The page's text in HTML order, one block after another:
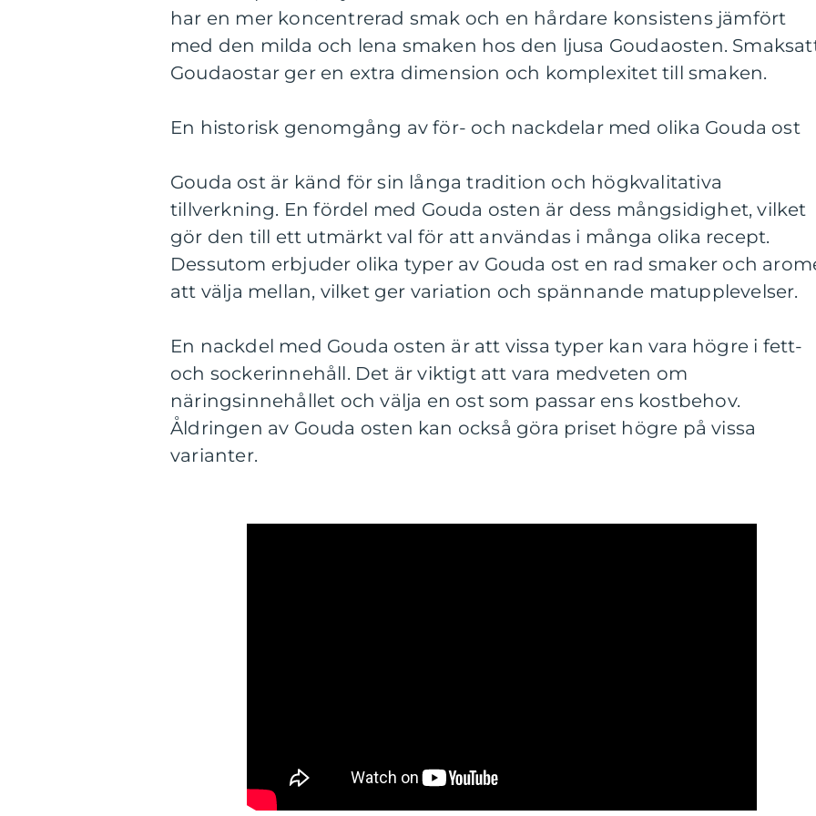
har en mer koncentrerad smak och en hårdare konsistens jämfört
med den milda och lena smaken hos den ljusa Goudaosten.
Goudaostar ger en extra dimension och komplexitet till smaken.
En historisk genomgång av för- och nackdelar med olika Gouda ost
Gouda ost är känd för sin långa tradition och högkvalitativa
tillverkning. En fördel med Gouda osten är dess mångsidighet, vilket
gör den till ett utmärkt val för att användas i många olika recept.
Dessutom erbjuder olika typer av Gouda ost en rad smaker och
att välja mellan, vilket ger variation och spännande matupplevelser.
En nackdel med Gouda osten är att vissa typer kan vara högre i fett-
och sockerinnehåll. Det är viktigt att vara medveten om
näringsinnehållet och välja en ost som passar ens kostbehov.
Åldringen av Gouda osten kan också göra priset högre på vissa
varianter.